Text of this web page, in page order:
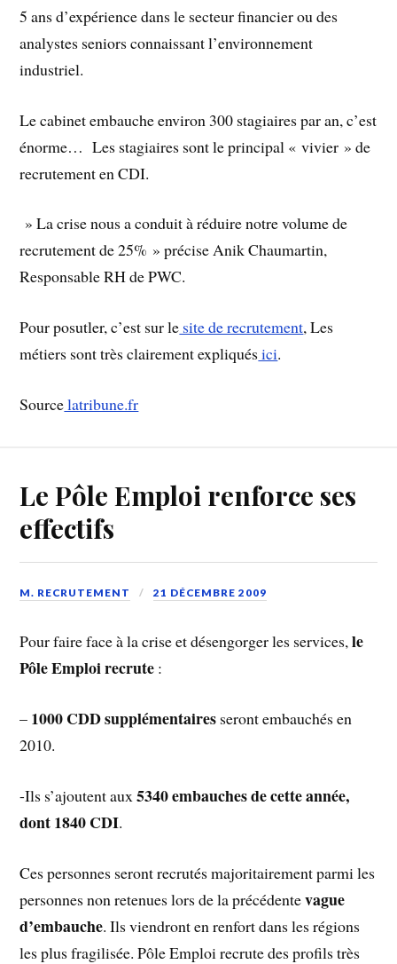
5 ans d’expérience dans le secteur financier ou des
analystes seniors connaissant l’environnement
industriel.
Le cabinet embauche environ 300 stagiaires par an, c’est
énorme… Les stagiaires sont le principal « vivier » de
recrutement en CDI.
» La crise nous a conduit à réduire notre volume de
recrutement de 25% » précise Anik Chaumartin,
Responsable RH de PWC.
Pour posutler, c’est sur le site de recrutement, Les
métiers sont très clairement expliquésici.
Sourcelatribune.fr
Le Pôle Emploi renforce ses
effectifs
M. RECRUTEMENT 21 DÉCEMBRE 2009
Pour faire face à la crise et désengorger les services,le
Pôle Emploi recrute :
– 1000 CDD supplémentaires seront embauchés en
2010.
-Ils s’ajoutent aux5340 embauches de cette année,
dont 1840 CDI.
Ces personnes seront recrutés majoritairement parmi les
personnes non retenues lors de la précédentevague
d’embauche. Ils viendront en renfort dans les régions
les plus fragilisée. Pôle Emploi recrute des profils très